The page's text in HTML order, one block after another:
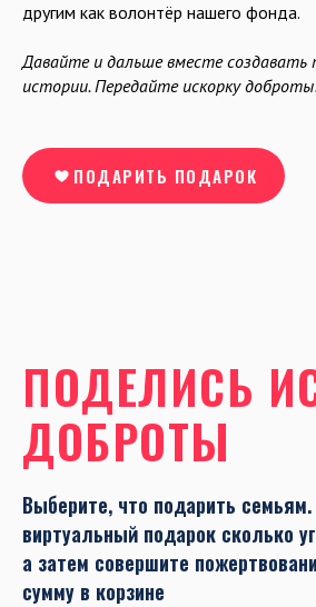
другим как волонтёр нашего фонда.
Давайте и дальше вместе
истории. Передайте искорку
ПОДАРИТЬ ПОДАРОК
ПОДЕЛИСЬ
ДОБРОТЫ
Выберите, что подарить
виртуальный подарок сколько
а затем совершите
сумму в корзине